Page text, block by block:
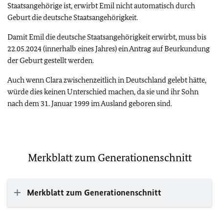
Staatsangehörige ist, erwirbt Emil nicht automatisch durch
Geburt die deutsche Staatsangehörigkeit.
Damit Emil die deutsche Staatsangehörigkeit erwirbt, muss bis
22.05.2024 (innerhalb eines Jahres) ein Antrag auf Beurkundung
der Geburt gestellt werden.
Auch wenn Clara zwischenzeitlich in Deutschland gelebt hätte,
würde dies keinen Unterschied machen, da sie und ihr Sohn
nach dem 31. Januar 1999 im Ausland geboren sind.
Merkblatt zum Generationenschnitt
Merkblatt zum Generationenschnitt